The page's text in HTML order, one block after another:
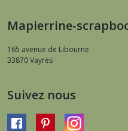
Mapierrine-
165 avenue de Libourne
33870Vayres
Suivez nous